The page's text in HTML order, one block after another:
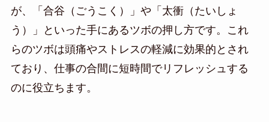
が、「合谷（ごうこく）」や「太衝（たいしょ
う）」といった手にあるツボの押し方です。これ
らのツボは頭痛やストレスの軽減に効果的とされ
ており、仕事の合間に短時間でリフレッシュする
のに役立ちます。